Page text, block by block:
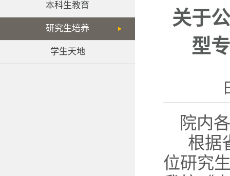
本科生教育
研究生培养
学生天地
关于
型
院内
根据
位研究